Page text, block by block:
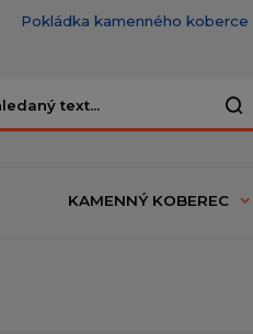
Pokládka kamenného koberce
KAMENNÝ KOBEREC